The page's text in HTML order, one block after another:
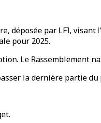
déposée par LFI,
pour 2025.
Le Rassemblement
la dernière partie du